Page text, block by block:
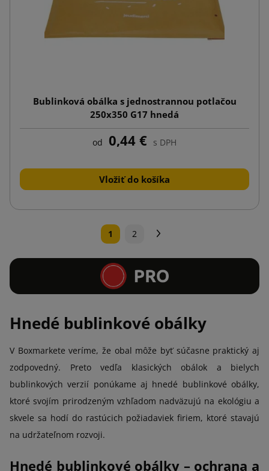
Bublinková obálka s jednostrannou potlačou
250x350 G17 hnedá
od 0,44 € s DPH
Vložiť do košíka
1 2
Hnedé bublinkové obálky
V Boxmarkete veríme, že obal môže byť súčasne praktický aj
zodpovedný. Preto vedľa klasických obálok a bielych
bublinkových verzií ponúkame aj hnedé bublinkové obálky,
ktoré svojím prirodzeným vzhľadom nadväzujú na ekológiu a
skvele sa hodí do rastúcich požiadaviek firiem, ktoré stavajú
na udržateľnom rozvoji.
Hnedé bublinkové obálky – ochrana a